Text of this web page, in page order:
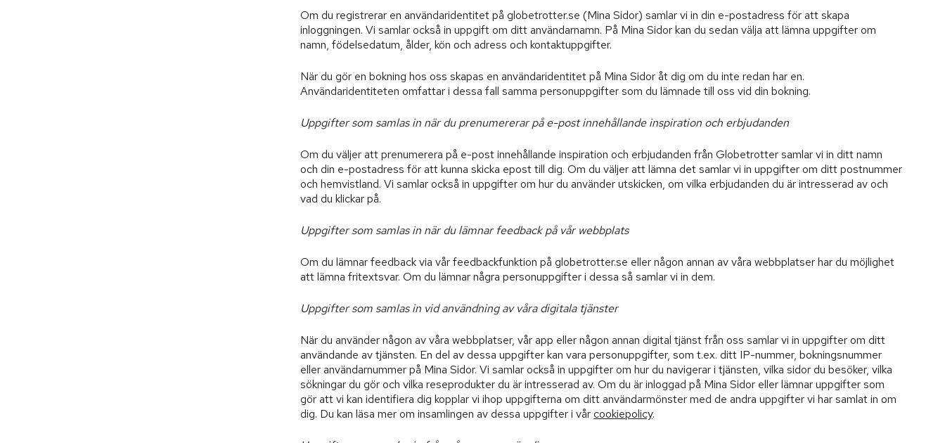
Om du registrerar en användaridentitet på globetrotter.se (Mina Sidor) samlar vi in din e-postadress för att skapa
inloggningen. Vi samlar också in uppgift om ditt användarnamn. På Mina Sidor kan du sedan välja att lämna uppgifter om
namn, födelsedatum, ålder, kön och adress och kontaktuppgifter.
När du gör en bokning hos oss skapas en användaridentitet på Mina Sidor åt dig om du inte redan har en.
Användaridentiteten omfattar i dessa fall samma personuppgifter som du lämnade till oss vid din bokning.
Uppgifter som samlas in när du prenumererar på e-post innehållande inspiration och erbjudanden
Om du väljer att prenumerera på e-post innehållande inspiration och erbjudanden från Globetrotter samlar vi in ditt namn
och din e-postadress för att kunna skicka epost till dig. Om du väljer att lämna det samlar vi in uppgifter om ditt postnummer
och hemvistland. Vi samlar också in uppgifter om hur du använder utskicken, om vilka erbjudanden du är intresserad av och
vad du klickar på.
Uppgifter som samlas in när du lämnar feedback på vår webbplats
Om du lämnar feedback via vår feedbackfunktion på globetrotter.se eller någon annan av våra webbplatser har du möjlighet
att lämna fritextsvar. Om du lämnar några personuppgifter i dessa så samlar vi in dem.
Uppgifter som samlas in vid användning av våra digitala tjänster
När du använder någon av våra webbplatser, vår app eller någon annan digital tjänst från oss samlar vi in uppgifter om ditt
användande av tjänsten. En del av dessa uppgifter kan vara personuppgifter, som t.ex. ditt IP-nummer, bokningsnummer
eller användarnummer på Mina Sidor. Vi samlar också in uppgifter om hur du navigerar i tjänsten, vilka sidor du besöker, vilka
sökningar du gör och vilka reseprodukter du är intresserad av. Om du är inloggad på Mina Sidor eller lämnar uppgifter som
gör att vi kan identifiera dig kopplar vi ihop uppgifterna om ditt användarmönster med de andra uppgifter vi har samlat in om
dig. Du kan läsa mer om insamlingen av dessa uppgifter i vårcookiepolicy.